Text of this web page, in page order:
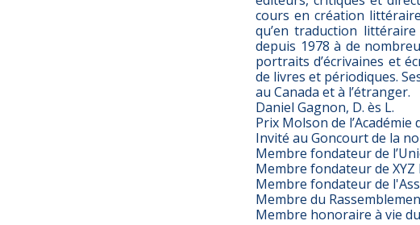
cours en création
qu’en traduction
depuis 1978 à de
portraits d’écrivaines et
de livres et périodiques.
au Canada et à l’étranger.
Daniel Gagnon, D. ès L.
Prix Molson de
Invité au Goncourt de la
Membre fondateur de
Membre fondateur de
Membre fondateur de
Membre du
Membre honoraire à vie